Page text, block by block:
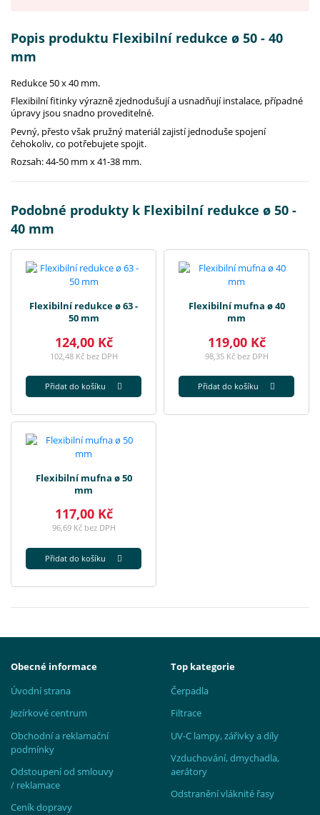
Popis produktu Flexibilní redukce ø 50 - 40
mm
Redukce 50 x 40 mm.
Flexibilní fitinky výrazně zjednodušují a usnadňují instalace, případné
úpravy jsou snadno proveditelné.
Pevný, přesto však pružný materiál zajistí jednoduše spojení
čehokoliv, co potřebujete spojit.
Rozsah: 44-50 mm x 41-38 mm.
Podobné produkty k Flexibilní redukce ø 50 -
40 mm
Flexibilní redukce ø 63 -
50 mm
124,00 Kč
102,48 Kč bez DPH
Přidat do košíku
Flexibilní mufna ø 40
mm
119,00 Kč
98,35 Kč bez DPH
Přidat do košíku
Flexibilní mufna ø 50
mm
117,00 Kč
96,69 Kč bez DPH
Přidat do košíku
Obecné informace
Úvodní strana
Jezírkové centrum
Obchodní a reklamační
podmínky
Odstoupení od smlouvy
/ reklamace
Ceník dopravy
Top kategorie
Čerpadla
Filtrace
UV-C lampy, zářivky a díly
Vzduchování, dmychadla,
aerátory
Odstranění vláknité řasy